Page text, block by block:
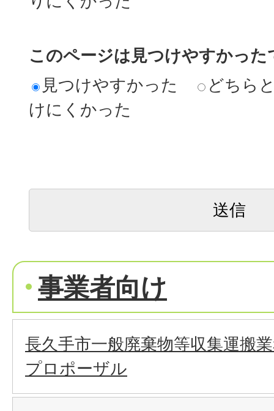
このページは見つけやすかった
見つけやすかった
どちら
けにくかった
事業者向け
長久手市一般廃棄物等収集運搬
プロポーザル